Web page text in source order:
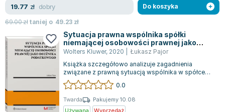
19.77 zł dobry
69.00złtaniej o 49.23 zł
Do koszyka
Sytuacja prawna wspólnika spółki
niemającej osobowości prawnej jako
dłużnika podatkowego
Wolters Kluwer, 2020
Łukasz Pajor
Książka szczegółowo analizuje zagadnienia
związane z prawną sytuacją wspólnika w spółce
niemającej osobowości prawnej, który jest...
0.0
Twarda
Pakujemy 10.08
Używana
Wyprzedaż